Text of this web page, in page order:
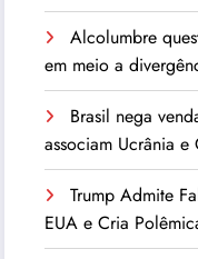
Alcolumbre
em meio a
Brasil nega
associam Ucrânia
Trump Admite
EUA e Cria